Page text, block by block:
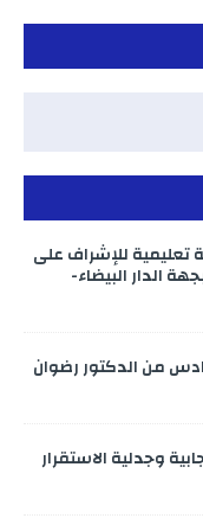
يتفقد 12 مؤسسة تعليمية للإشراف على
الدار البيضاء-
من الدكتور رضوان
وجدلية الاستقرار